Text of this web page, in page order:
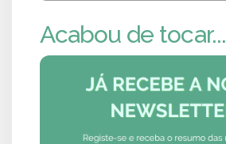
Acabou de tocar...